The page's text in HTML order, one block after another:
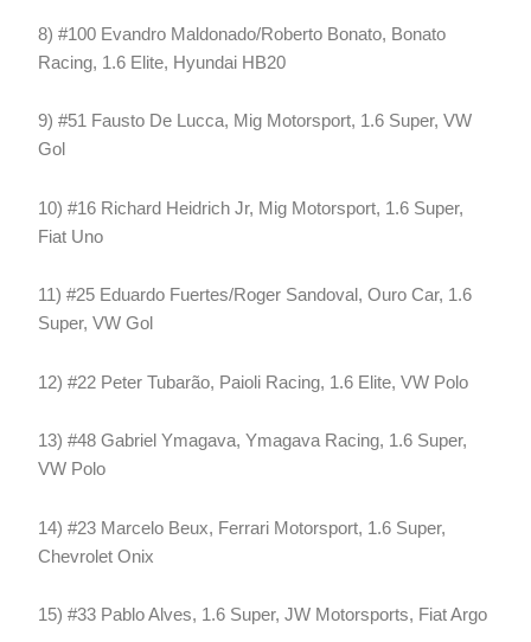
8) #100 Evandro Maldonado/Roberto Bonato, Bonato
Racing, 1.6 Elite, Hyundai HB20
9) #51 Fausto De Lucca, Mig Motorsport, 1.6 Super, VW
Gol
10) #16 Richard Heidrich Jr, Mig Motorsport, 1.6 Super,
Fiat Uno
11) #25 Eduardo Fuertes/Roger Sandoval, Ouro Car, 1.6
Super, VW Gol
12) #22 Peter Tubarão, Paioli Racing, 1.6 Elite, VW Polo
13) #48 Gabriel Ymagava, Ymagava Racing, 1.6 Super,
VW Polo
14) #23 Marcelo Beux, Ferrari Motorsport, 1.6 Super,
Chevrolet Onix
15) #33 Pablo Alves, 1.6 Super, JW Motorsports, Fiat Argo